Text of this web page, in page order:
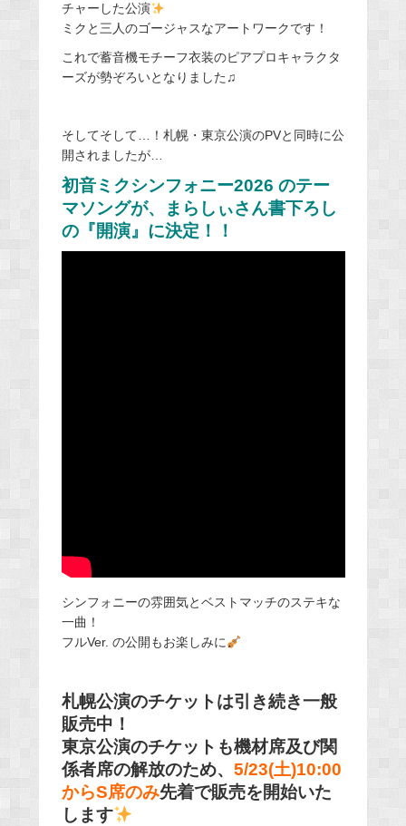
チャーした公演
ミクと三人のゴージャスなアートワークです！
これで蓄音機モチーフ衣装のピアプロキャラクタ
ーズが勢ぞろいとなりました♫
そしてそして…！札幌・東京公演のPVと同時に公
開されましたが…
初音ミクシンフォニー2026 のテー
マソングが、まらしぃさん書下ろし
の『開演』に決定！！
シンフォニーの雰囲気とベストマッチのステキな
一曲！
フルVer. の公開もお楽しみに
札幌公演のチケットは引き続き一般
販売中！
東京公演のチケットも機材席及び関
係者席の解放のため、 5/23(土)10:00
からS席のみ先着で販売を開始いた
します